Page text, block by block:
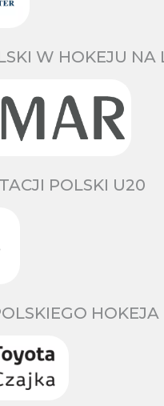
W HOKEJU NA
POLSKI U20
HOKEJA